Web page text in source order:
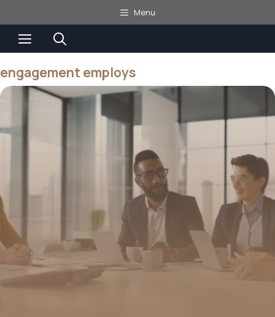
au
contenu
Menu
Menu
engagement employs